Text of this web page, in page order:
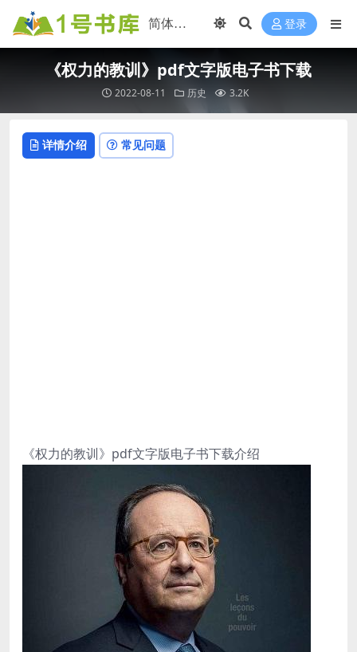
登录
《权力的教训》pdf文字版电子书下载
2022-08-11 历史 3.2K
详情介绍 常见问题
《权力的教训》pdf文字版电子书下载介绍